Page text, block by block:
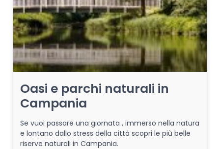
Oasi e parchi naturali in
Campania
Se vuoi passare una giornata , immerso nella natura
e lontano dallo stress della città scopri le più belle
riserve naturali in Campania.